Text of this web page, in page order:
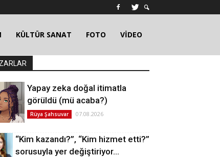
KÜLTÜR SANAT FOTO VİDEO
Yapay zeka doğal itimatla
görüldü (mü acaba?)
Rüya Şahsuvar 07.08.2026
“Kim kazandı?”, “Kim hizmet etti?”
sorusuyla yer değiştiriyor…